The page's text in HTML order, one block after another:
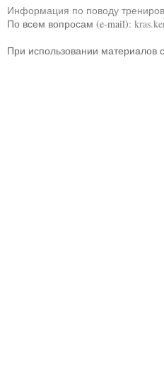
Информация по поводу
По всем вопросам (e-mail):
При использовании материалов